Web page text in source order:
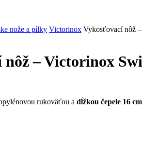
nože a pílky Victorinox Vykosťovací nôž
– Victorinox
rukoväťou a dĺžkou čepele 16 cm